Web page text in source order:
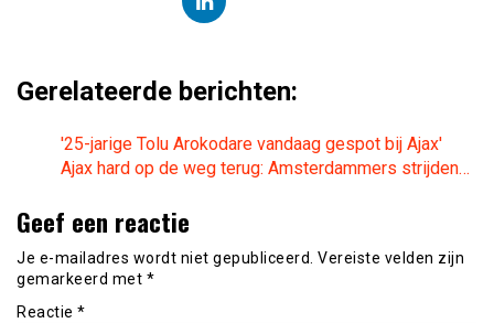
Gerelateerde berichten:
'25-jarige Tolu Arokodare vandaag gespot bij Ajax'
Ajax hard op de weg terug: Amsterdammers strijden…
Geef een reactie
Je e-mailadres wordt niet gepubliceerd. Vereiste velden zijn
gemarkeerd met *
Reactie *